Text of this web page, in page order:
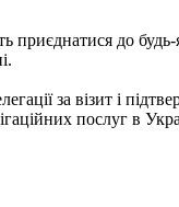
приєднатися до
за візит і
послуг в